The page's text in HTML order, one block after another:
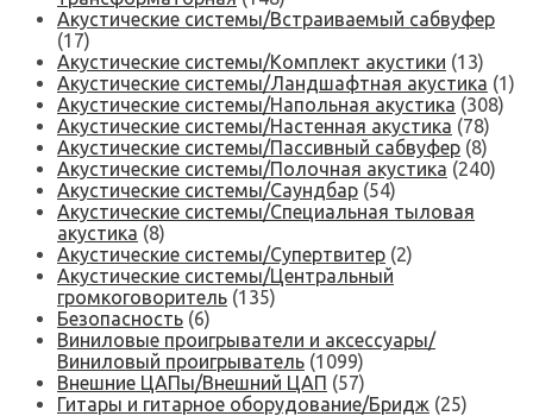
Акустические системы/Встраиваемый сабвуфер
(17)
Акустические системы/Комплект акустики (13)
Акустические системы/Ландшафтная акустика (1)
Акустические системы/Напольная акустика (308)
Акустические системы/Настенная акустика (78)
Акустические системы/Пассивный сабвуфер (8)
Акустические системы/Полочная акустика (240)
Акустические системы/Саундбар (54)
Акустические системы/Специальная тыловая
акустика (8)
Акустические системы/Супертвитер (2)
Акустические системы/Центральный
громкоговоритель (135)
Безопасность (6)
Виниловые проигрыватели и аксессуары/
Виниловый проигрыватель (1099)
Внешние ЦАПы/Внешний ЦАП (57)
Гитары и гитарное оборудование/Бридж (25)